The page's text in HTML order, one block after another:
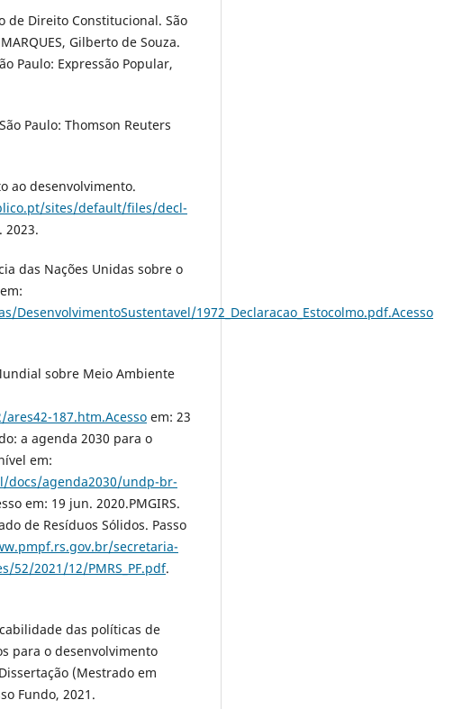
de Direito Constitucional. São
Gilberto de Souza.
Paulo: Expressão Popular,
Paulo: Thomson Reuters
ao desenvolvimento.
sites/default/files/decl-
2023.
das Nações Unidas sobre o
1972_Declaracao_Estocolmo.pdf.Acesso
sobre Meio Ambiente
187.htm.Acesso em: 23
a agenda 2030 para o
em:
agenda2030/undp-br-
em: 19 jun. 2020.PMGIRS.
de Resíduos Sólidos. Passo
secretaria-
2021/12/PMRS_PF.pdf.
das políticas de
para o desenvolvimento
(Mestrado em
Fundo, 2021.